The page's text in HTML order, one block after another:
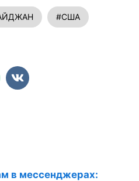
#США
в мессенджерах: